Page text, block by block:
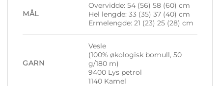
MÅL
Overvidde: 54 (56) 58 (60) cm
Hel lengde: 33 (35) 37 (40) cm
Ermelengde: 21 (23) 25 (28) cm
GARN
Vesle
(100% økologisk bomull, 50
g/180 m)
9400 Lys petrol
1140 Kamel